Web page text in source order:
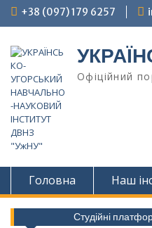
+38 (097) 179 6257
Офіційний
Головна Наш
Студійні